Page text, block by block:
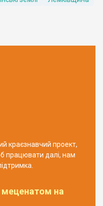
краєзнавчий проект,
працювати далі, нам
на